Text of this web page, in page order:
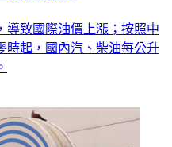
導致國際油價上漲；按照中
時起，國內汽、柴油每公升